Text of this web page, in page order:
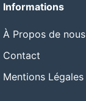
Informations
À Propos de nous
Contact
Mentions Légales